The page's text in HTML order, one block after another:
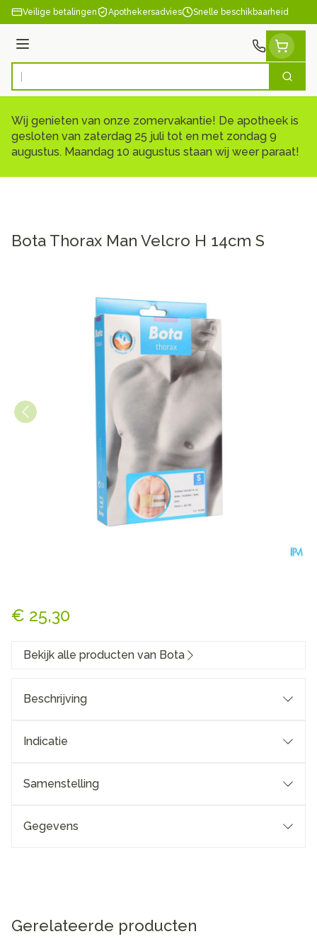
Ga naar de inhoud
Veilige betalingen Apothekersadvies Snelle beschikbaarheid
Menu
Product, merk, categorie... Zoek
Wij genieten van onze zomervakantie! De apotheek is
gesloten van zaterdag 25 juli tot en met zondag 9
augustus. Maandag 10 augustus staan wij weer paraat!
Bota Thorax Man Velcro H 14cm S
€ 25,30
Bekijk alle producten van Bota
Beschrijving
Indicatie
Samenstelling
Gegevens
Gerelateerde producten